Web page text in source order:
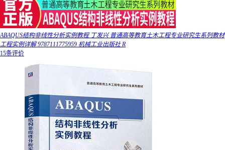
ABAQUS结构非线性分析实例教程 丁发兴 普通高等教育土木工程专业研究生系列教材
工程实例详解 9787111775959 机械工业出版社 R
15条评价